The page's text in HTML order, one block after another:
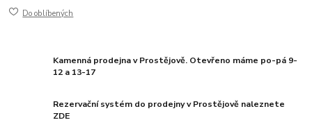
Do oblíbených
Kamenná prodejna v Prostějově. Otevřeno máme po-pá 9-
12 a 13-17
Rezervační systém do prodejny v Prostějově naleznete
ZDE